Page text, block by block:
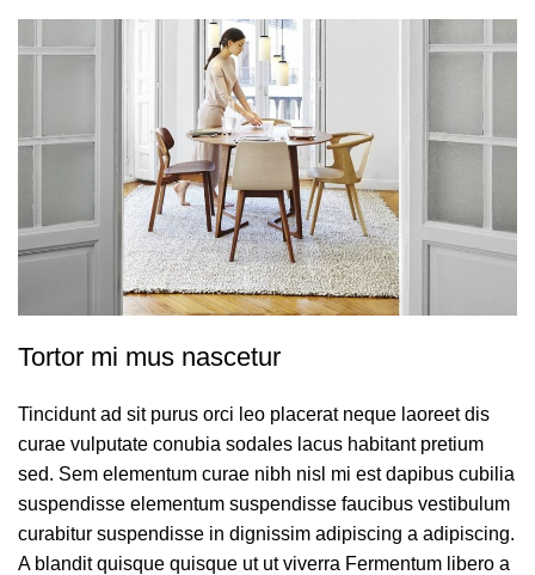
Tortor mi mus nascetur
Tincidunt ad sit purus orci leo placerat neque laoreet dis
curae vulputate conubia sodales lacus habitant pretium
sed. Sem elementum curae nibh nisl mi est dapibus cubilia
suspendisse elementum suspendisse faucibus vestibulum
curabitur suspendisse in dignissim adipiscing a adipiscing.
A blandit quisque quisque ut ut viverra Fermentum libero a